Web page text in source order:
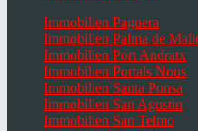
Immobilien Paguera
Immobilien Palma de
Immobilien Port Andratx
Immobilien Portals Nous
Immobilien Santa Ponsa
Immobilien San Agustin
Immobilien San Telmo